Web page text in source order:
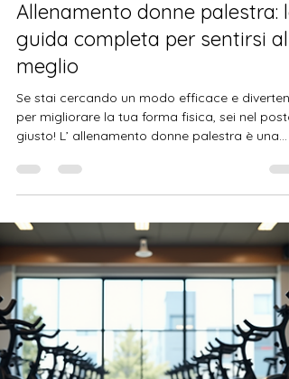
Silvia Zarroli
8 apr
Allenamento donne palestra: la
guida completa per sentirsi al
meglio
Se stai cercando un modo efficace e
giusto! L’ allenamento donne palestra è una
scelta fantastica per chi vuole prendersi cura
del proprio corpo, aumentare l’energia e
più sicura ogni giorno. In questo articolo ti
racconterò tutto quello che ho imparato sul
mondo del fitness femminile in palestra, con
consigli pratici e motivanti. Pronta a scoprire
come iniziare? Andiamo! Perché scegliere